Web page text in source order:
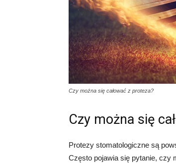
Czy można się całować z proteza?
Czy można się
Protezy stomatologiczne są
Często pojawia się pytanie, czy